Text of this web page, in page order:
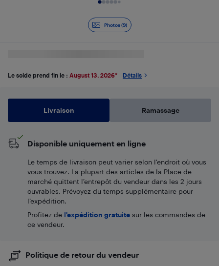
Photos (9)
Le solde prend fin le : August 13, 2026* Détails
Livraison Ramassage
Disponible uniquement en ligne
Le temps de livraison peut varier selon l'endroit où vous
vous trouvez. La plupart des articles de la Place de
marché quittent l’entrepôt du vendeur dans les 2 jours
ouvrables. Prévoyez du temps supplémentaire pour
l’expédition.
Profitez de l'expédition gratuite sur les commandes de
ce vendeur.
Politique de retour du vendeur